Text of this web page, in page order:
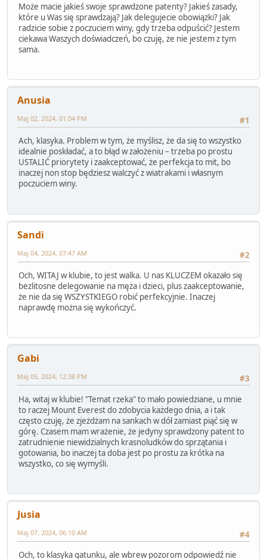
Może macie jakieś swoje sprawdzone patenty? Jakieś zasady,
które u Was się sprawdzają? Jak delegujecie obowiązki? Jak
radzicie sobie z poczuciem winy, gdy trzeba odpuścić? Jestem
ciekawa Waszych doświadczeń, bo czuję, że nie jestem z tym
sama.
Anusia
#1
Maj 02, 2024, 01:04 PM
Ach, klasyka. Problem w tym, że myślisz, że da się to wszystko
idealnie poskładać, a to błąd w założeniu – trzeba po prostu
USTALIĆ priorytety i zaakceptować, że perfekcja to mit, bo
inaczej non stop będziesz walczyć z wiatrakami i własnym
poczuciem winy.
Sandi
#2
Maj 04, 2024, 07:47 AM
Och, WITAJ w klubie, to jest walka. U nas KLUCZEM okazało się
bezlitosne delegowanie na męża i dzieci, plus zaakceptowanie,
że nie da się WSZYSTKIEGO robić perfekcyjnie. Inaczej
naprawdę można się wykończyć.
Gabi
#3
Maj 05, 2024, 12:38 PM
Ha, witaj w klubie! "Temat rzeka" to mało powiedziane, u mnie
to raczej Mount Everest do zdobycia każdego dnia, a i tak
często czuję, że zjeżdżam na sankach w dół zamiast piąć się w
górę. Czasem mam wrażenie, że jedyny sprawdzony patent to
zatrudnienie niewidzialnych krasnoludków do sprzątania i
gotowania, bo inaczej ta doba jest po prostu za krótka na
wszystko, co się wymyśli.
Jusia
#4
Maj 07, 2024, 06:10 AM
Och, to klasyka gatunku, ale wbrew pozorom odpowiedź nie